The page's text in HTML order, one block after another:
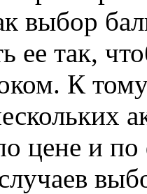
выбор
ее так,
К
цене и